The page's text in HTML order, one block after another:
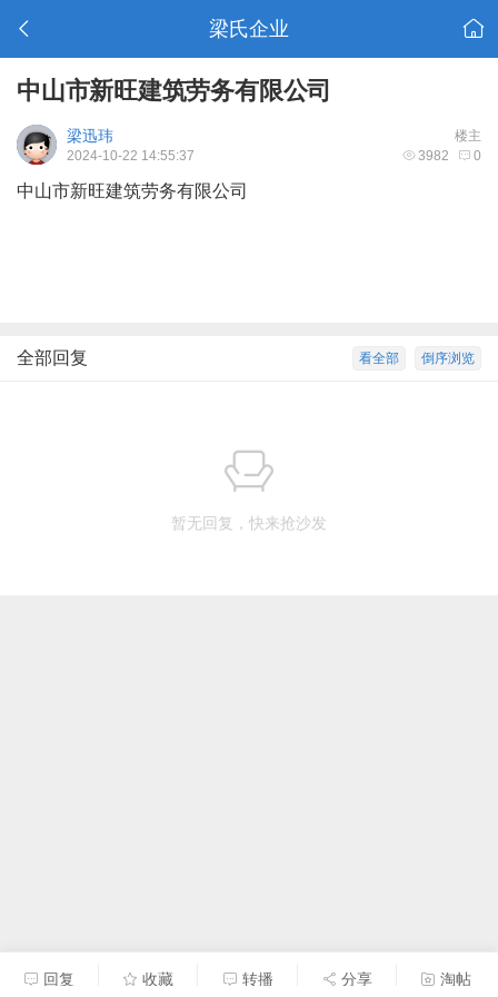
梁氏企业
中山市新旺建筑劳务有限公司
楼主
梁迅玮
3982 0
2024-10-22 14:55:37
中山市新旺建筑劳务有限公司
倒序浏览
看全部
全部回复
暂无回复，快来抢沙发
回复 收藏 转播 分享 淘帖